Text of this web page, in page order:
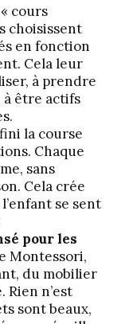
cours
choisissent
en fonction
Cela leur
à prendre
être actifs
la course
Chaque
sans
Cela crée
se sent
pour les
Montessori,
du mobilier
Rien n’est
sont beaux,